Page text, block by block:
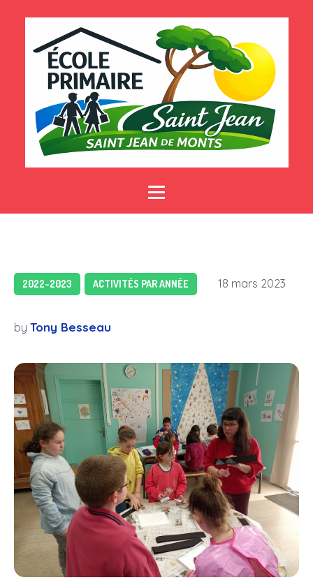
2022-2023 ACTIVITÉS PAR ANNÉE 18 mars 2023
by Tony Besseau